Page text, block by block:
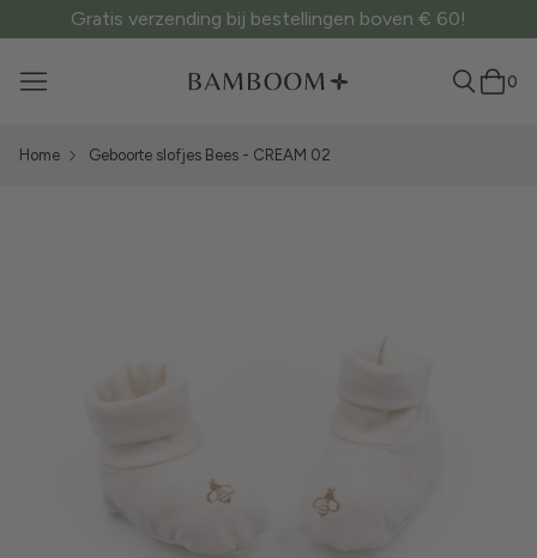
Gratis verzending bij bestellingen boven € 60!
0
Home Geboorte slofjes Bees - CREAM 02